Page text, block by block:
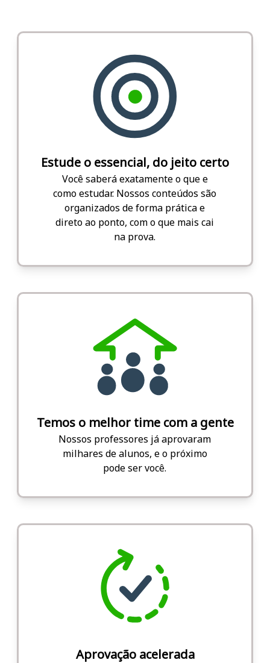
Estude o essencial, do jeito certo
Você saberá exatamente o que e
como estudar. Nossos conteúdos são
organizados de forma prática e
direto ao ponto, com o que mais cai
na prova.
Temos o melhor time com a gente
Nossos professores já aprovaram
milhares de alunos, e o próximo
pode ser você.
Aprovação acelerada